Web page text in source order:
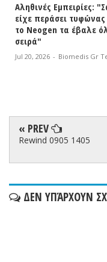
Αληθινές Εμπειρίες:
είχε περάσει τυφώνας
το Neogen τα έβαλε
σειρά"
Jul 20, 2026 - Biomedis Gr
« PREV
Rewind 0905 1405
ΔΕΝ ΥΠΆΡΧΟΥΝ